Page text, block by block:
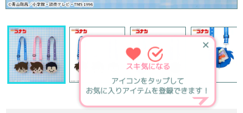
✕
スキ気になる
アイコンをタップして
お気に入りアイテムを登録できます！